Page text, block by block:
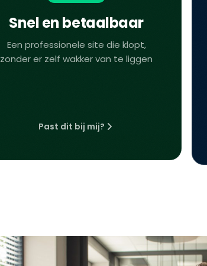
Snel en betaalbaar
Een professionele site die klopt,
zonder er zelf wakker van te liggen
Past dit bij mij?